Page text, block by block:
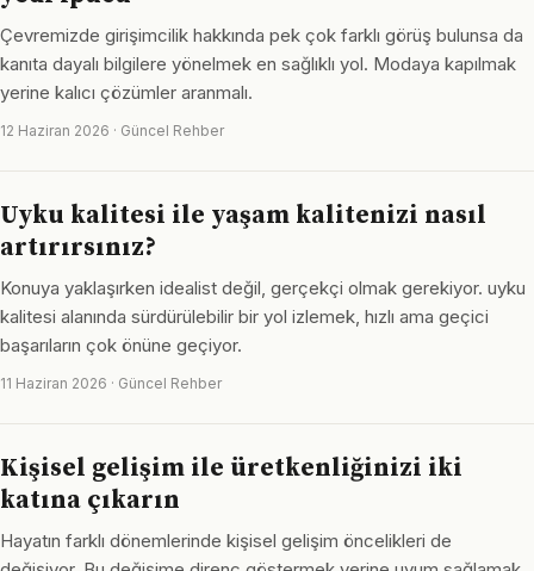
Çevremizde girişimcilik hakkında pek çok farklı görüş bulunsa da
kanıta dayalı bilgilere yönelmek en sağlıklı yol. Modaya kapılmak
yerine kalıcı çözümler aranmalı.
12 Haziran 2026 · Güncel Rehber
Uyku kalitesi ile yaşam kalitenizi nasıl
artırırsınız?
Konuya yaklaşırken idealist değil, gerçekçi olmak gerekiyor. uyku
kalitesi alanında sürdürülebilir bir yol izlemek, hızlı ama geçici
başarıların çok önüne geçiyor.
11 Haziran 2026 · Güncel Rehber
Kişisel gelişim ile üretkenliğinizi iki
katına çıkarın
Hayatın farklı dönemlerinde kişisel gelişim öncelikleri de